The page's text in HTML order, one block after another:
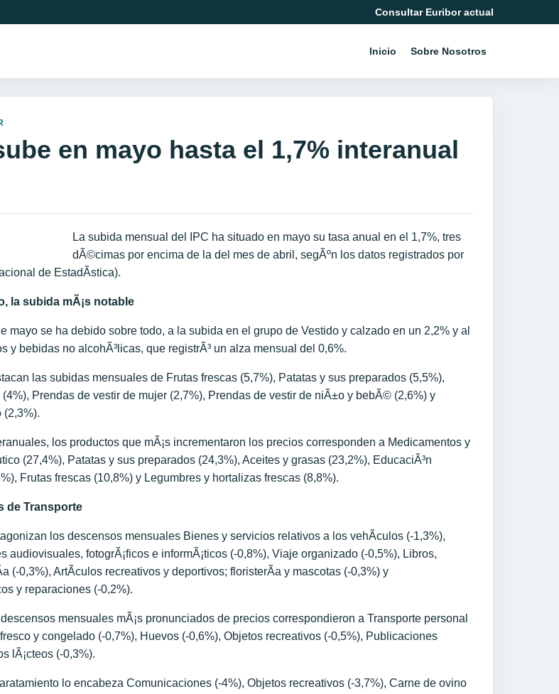
Consultar Euribor actual
Inicio Sobre Nosotros
en mayo hasta el 1,7% interanual
La subida mensual del IPC ha situado en mayo su tasa anual en el 1,7%, tres
dÃ©cimas por encima de la del mes de abril, segÃºn los datos registrados por
de EstadÃ­stica).
la subida mÃ¡s notable
mayo se ha debido sobre todo, a la subida en el grupo de Vestido y calzado en un 2,2% y al
y bebidas no alcohÃ³licas, que registrÃ³ un alza mensual del 0,6%.
las subidas mensuales de Frutas frescas (5,7%), Patatas y sus preparados (5,5%),
Prendas de vestir de mujer (2,7%), Prendas de vestir de niÃ±o y bebÃ© (2,6%) y
(2,3%).
los productos que mÃ¡s incrementaron los precios corresponden a Medicamentos y
(27,4%), Patatas y sus preparados (24,3%), Aceites y grasas (23,2%), EducaciÃ³n
Frutas frescas (10,8%) y Legumbres y hortalizas frescas (8,8%).
de Transporte
los descensos mensuales Bienes y servicios relativos a los vehÃ­culos (-1,3%),
audiovisuales, fotogrÃ¡ficos e informÃ¡ticos (-0,8%), Viaje organizado (-0,5%), Libros,
(-0,3%), ArtÃ­culos recreativos y deportivos; floristerÃ­a y mascotas (-0,3%) y
y reparaciones (-0,2%).
mensuales mÃ¡s pronunciados de precios correspondieron a Transporte personal
y congelado (-0,7%), Huevos (-0,6%), Objetos recreativos (-0,5%), Publicaciones
lÃ¡cteos (-0,3%).
lo encabeza Comunicaciones (-4%), Objetos recreativos (-3,7%), Carne de ovino